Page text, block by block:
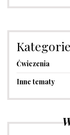
Kategorie
Ćwiczenia
Inne tematy